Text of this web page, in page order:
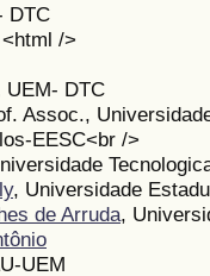
DTC
/>
UEM- DTC
Assoc.,
EESC<br />
, Universidade
de Arruda,
UEM